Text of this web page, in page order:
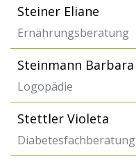
Steiner Eliane
Ernährungsberatung
Steinmann Barbara
Logopädie
Stettler Violeta
Diabetesfachberatung